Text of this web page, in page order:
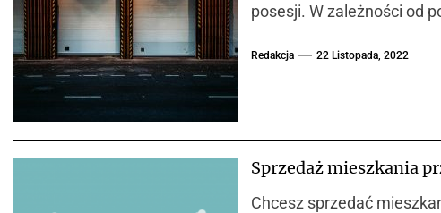
posesji. W zależności od
Redakcja 22 Listopada, 2022
Sprzedaż mieszkania
Chcesz sprzedać